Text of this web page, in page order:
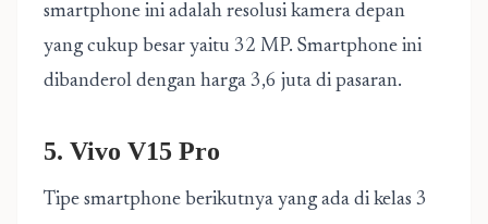
smartphone ini adalah resolusi kamera depan
yang cukup besar yaitu 32 MP. Smartphone ini
dibanderol dengan harga 3,6 juta di pasaran.
5. Vivo V15 Pro
Tipe smartphone berikutnya yang ada di kelas 3